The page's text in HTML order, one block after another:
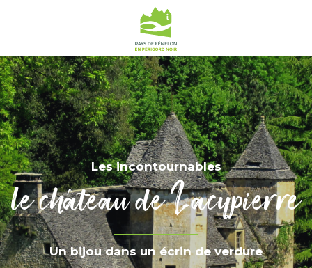
Les incontournables
le château de Lacypierre
Un bijou dans un écrin de verdure